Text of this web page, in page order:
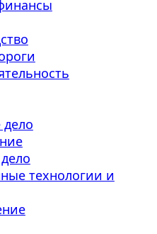
дело
технологии и